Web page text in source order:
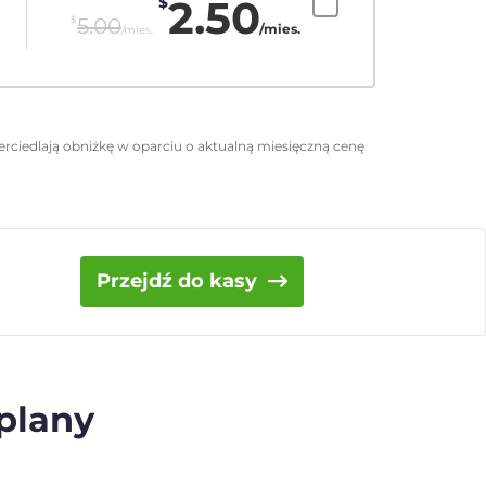
$5.00/mies. 2.50/mies.
obniżkę w oparciu o aktualną miesięczną cenę
Przejdź do kasy